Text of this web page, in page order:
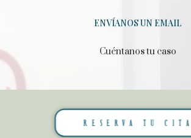
ENVÍANOS UN EMAIL
Cuéntanos tu caso
RESERVA TU CITA